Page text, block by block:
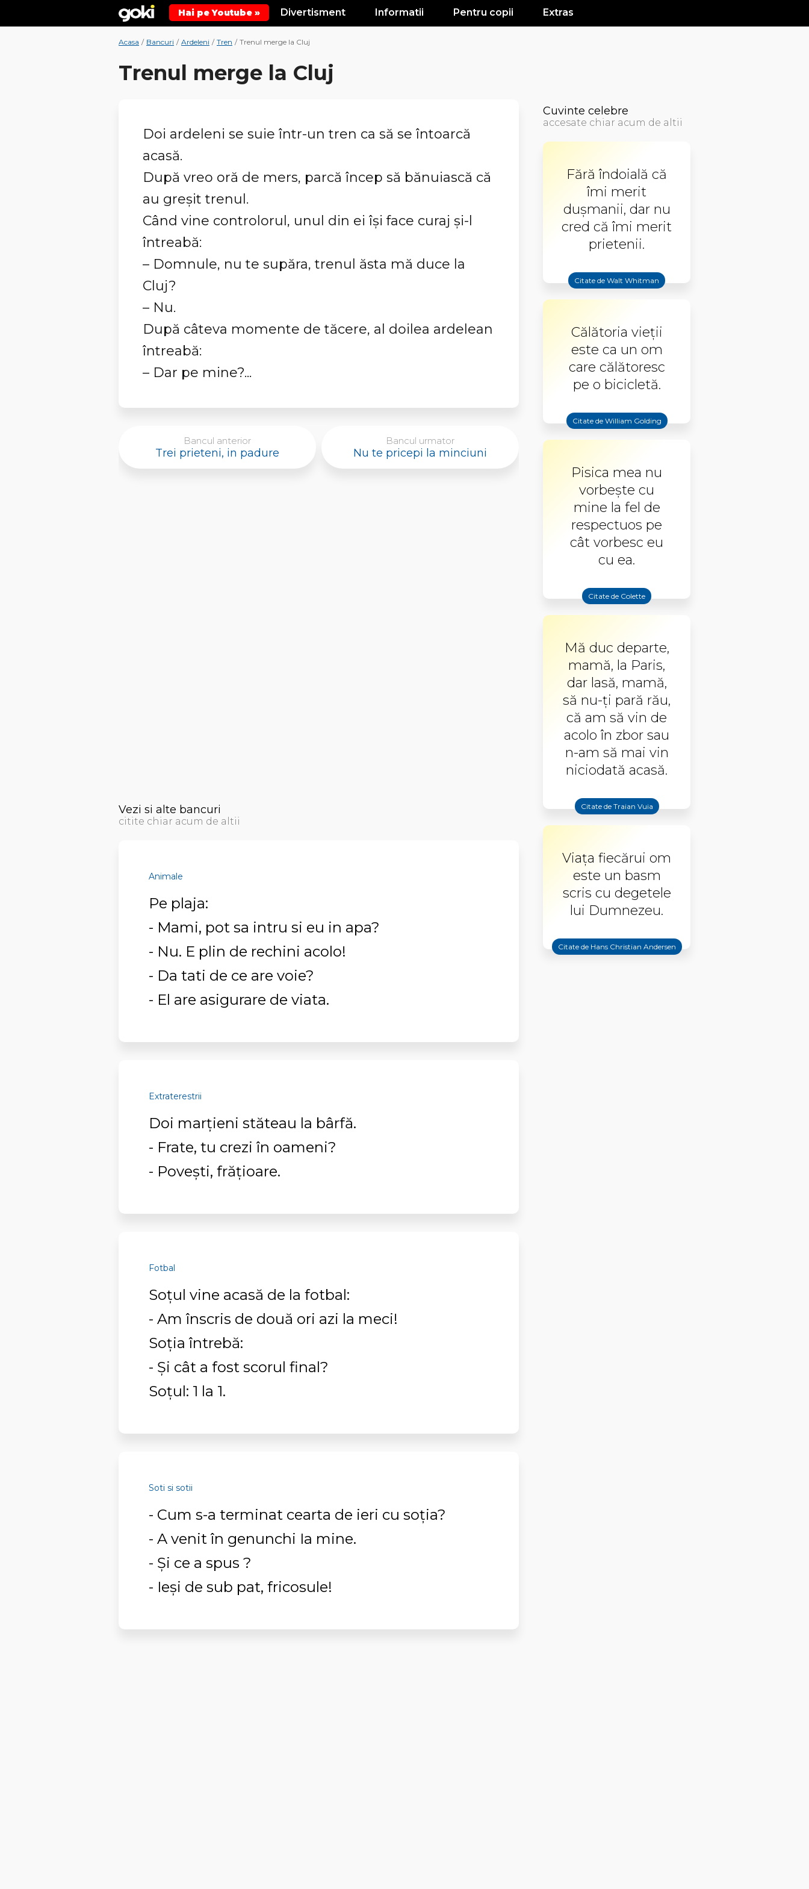
Hai pe Youtube » Divertisment Informatii Pentru copii Extras
Acasa / Bancuri / Ardeleni / Tren / Trenul merge la Cluj
Trenul merge la Cluj
Doi ardeleni se suie într-un tren ca să se întoarcă
acasă.
După vreo oră de mers, parcă încep să bănuiască că
au greșit trenul.
Când vine controlorul, unul din ei își face curaj și-l
întreabă:
– Domnule, nu te supăra, trenul ăsta mă duce la
Cluj?
– Nu.
După câteva momente de tăcere, al doilea ardelean
întreabă:
– Dar pe mine?...
Bancul anterior
Trei prieteni, in padure
Bancul urmator
Nu te pricepi la minciuni
Vezi si alte bancuri
citite chiar acum de altii
Animale
Pe plaja:
- Mami, pot sa intru si eu in apa?
- Nu. E plin de rechini acolo!
- Da tati de ce are voie?
- El are asigurare de viata.
Extraterestrii
Doi marţieni stăteau la bârfă.
- Frate, tu crezi în oameni?
- Poveşti, frăţioare.
Fotbal
Soţul vine acasă de la fotbal:
- Am înscris de două ori azi la meci!
Soţia întrebă:
- Şi cât a fost scorul final?
Soţul: 1 la 1.
Soti si sotii
- Cum s-a terminat cearta de ieri cu soţia?
- A venit în genunchi Ia mine.
- Şi ce a spus ?
- Ieși de sub pat, fricosule!
Cuvinte celebre
accesate chiar acum de altii
Fără îndoială că
îmi merit
dușmanii, dar nu
cred că îmi merit
prietenii.
Citate de Walt Whitman
Călătoria vieții
este ca un om
care călătoresc
pe o bicicletă.
Citate de William Golding
Pisica mea nu
vorbește cu
mine la fel de
respectuos pe
cât vorbesc eu
cu ea.
Citate de Colette
Mă duc departe,
mamă, la Paris,
dar lasă, mamă,
să nu-ţi pară rău,
că am să vin de
acolo în zbor sau
n-am să mai vin
niciodată acasă.
Citate de Traian Vuia
Viaţa fiecărui om
este un basm
scris cu degetele
lui Dumnezeu.
Citate de Hans Christian Andersen